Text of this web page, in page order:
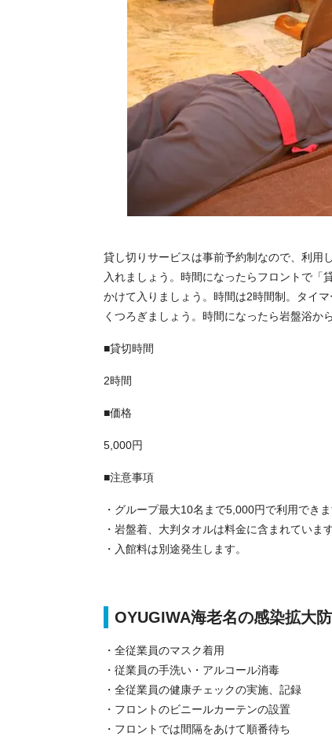
貸し切りサービスは事前予約制なので、利用
入れましょう。時間になったらフロントで「
かけて入りましょう。時間は2時間制。タイ
くつろぎましょう。時間になったら岩盤浴か
■貸切時間
2時間
■価格
5,000円
■注意事項
・グループ最大10名まで5,000円で利用できま
・岩盤着、大判タオルは料金に含まれています
・入館料は別途発生します。
OYUGIWA海老名の感染拡大
・全従業員のマスク着用
・従業員の手洗い・アルコール消毒
・全従業員の健康チェックの実施、記録
・フロントのビニールカーテンの設置
・フロントでは間隔をあけて順番待ち